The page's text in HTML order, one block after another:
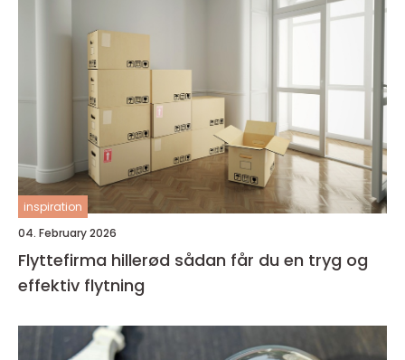
inspiration
04. February 2026
Flyttefirma hillerød sådan får du en tryg og
effektiv flytning